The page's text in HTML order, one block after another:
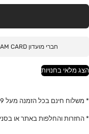
חברי מועדון DREAM CARD צוברים כ -
הצג מלאי בחנויות
* משלוח חינם בכל הזמנה מעל 299 ש״ח
* החזרות והחלפות באתר או